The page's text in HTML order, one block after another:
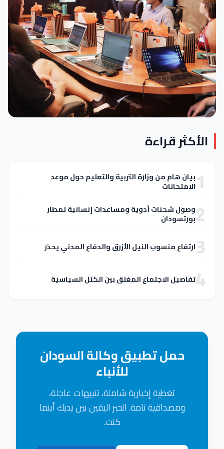
تحليل بياني
القضارف للموسم الصيفي 2025
الأكثر قراءة
1بيان هام من وزارة التربية والتعليم حول موعد
الامتحانات
2وصول شحنات أدوية ومساعدات إنسانية لمطار
بورتسودان
3ارتفاع منسوب النيل الأزرق والدفاع المدني يحذر
4تفاصيل الاجتماع المغلق بين الكتل السياسية
حمل تطبيق وكالة السودان
للأنباء
تغطية إخبارية شاملة، تنبيهات عاجلة،
ومصداقية تامة. الخبر اليقين بين يديك أينما
كنت.